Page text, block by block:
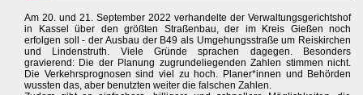
Am 20. und 21. September 2022 verhandelte der Verwaltungsgerichtshof
in Kassel über den größten Straßenbau, der im Kreis Gießen noch
erfolgen soll - der Ausbau der B49 als Umgehungsstraße um Reiskirchen
und Lindenstruth. Viele Gründe sprachen dagegen. Besonders
gravierend: Die der Planung zugrundeliegenden Zahlen stimmen nicht.
Die Verkehrsprognosen sind viel zu hoch. Planer*innen und Behörden
wussten das, aber benutzten weiter die falschen Zahlen.